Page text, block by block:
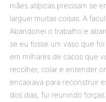
mães atípicas precisam se
larguei muitas coisas. A
Abandonei o trabalho e
se eu fosse um vaso que
em milhares de cacos que
recolher, colar e entender
encaixava para reconstruir
dos dias, fui reunindo